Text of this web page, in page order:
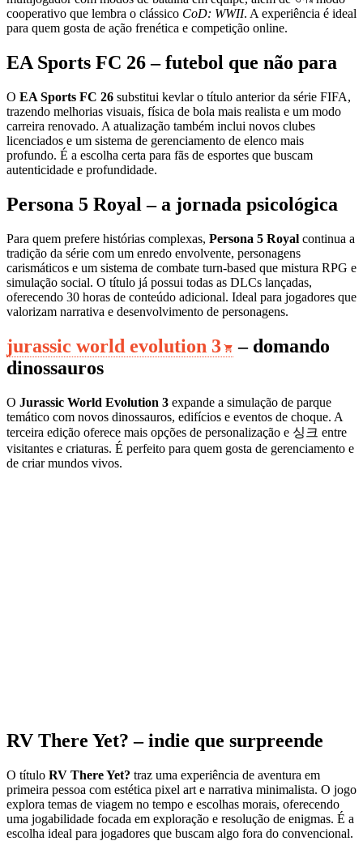
cooperativo que lembra o clássico CoD: WWII. A experiência é ideal
para quem gosta de ação frenética e competição online.
EA Sports FC 26 – futebol que não para
O EA Sports FC 26 substitui kevlar o título anterior da série FIFA,
trazendo melhorias visuais, física de bola mais realista e um modo
carreira renovado. A atualização também inclui novos clubes
licenciados e um sistema de gerenciamento de elenco mais
profundo. É a escolha certa para fãs de esportes que buscam
autenticidade e profundidade.
Persona 5 Royal – a jornada psicológica
Para quem prefere histórias complexas, Persona 5 Royal continua a
tradição da série com um enredo envolvente, personagens
carismáticos e um sistema de combate turn-based que mistura RPG e
simulação social. O título já possui todas as DLCs lançadas,
oferecendo 30 horas de conteúdo adicional. Ideal para jogadores que
valorizam narrativa e desenvolvimento de personagens.
jurassic world evolution 3
– domando
dinossauros
O Jurassic World Evolution 3 expande a simulação de parque
temático com novos dinossauros, edifícios e eventos de choque. A
terceira edição oferece mais opções de personalização e 싱크 entre
visitantes e criaturas. É perfeito para quem gosta de gerenciamento e
de criar mundos vivos.
RV There Yet? – indie que surpreende
O título RV There Yet? traz uma experiência de aventura em
primeira pessoa com estética pixel art e narrativa minimalista. O jogo
explora temas de viagem no tempo e escolhas morais, oferecendo
uma jogabilidade focada em exploração e resolução de enigmas. É a
escolha ideal para jogadores que buscam algo fora do convencional.